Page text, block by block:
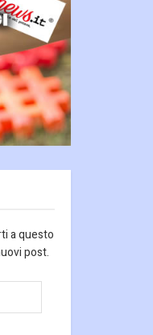
a questo
post.